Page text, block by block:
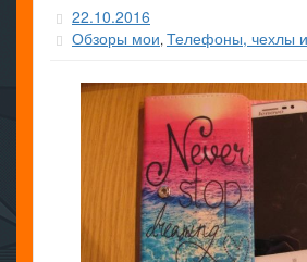
22.10.2016
Обзоры мои, Телефоны, чехлы